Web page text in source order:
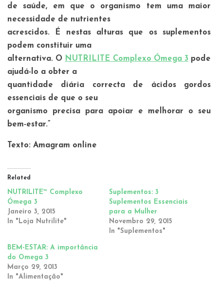
de saúde, em que o organismo tem uma maior
necessidade de nutrientes
acrescidos. É nestas alturas que os suplementos
podem constituir uma
alternativa. O NUTRILITE Complexo Ómega 3pode
ajudá-lo a obter a
quantidade diária correcta de ácidos gordos
essenciais de que o seu
organismo precisa para apoiar e melhorar o seu
bem-estar.”
Texto: Amagram online
Related
NUTRILITE™ Complexo
Ómega 3
Janeiro 3, 2015
In "Loja Nutrilite"
Suplementos: 3
Suplementos Essenciais
para a Mulher
Novembro 29, 2015
In "Suplementos"
BEM-ESTAR: A importância
do Omega 3
Março 29, 2013
In "Alimentação"